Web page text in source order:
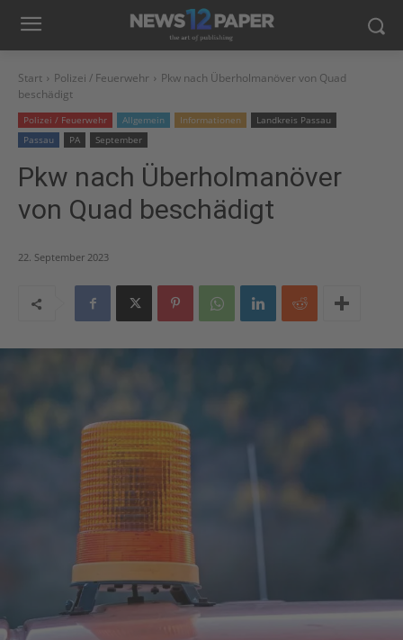
Start Polizei / Feuerwehr
Pkw nach Überholmanöver von Quad
beschädigt
Polizei / Feuerwehr Allgemein Informationen
Landkreis Passau
Passau
PA September
Pkw nach Überholmanöver
von Quad beschädigt
22. September 2023